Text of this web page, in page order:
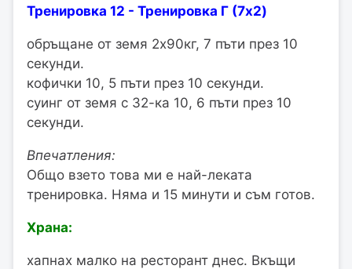
Тренировка 12 - Тренировка Г (7x2)
обръщане от земя 2х90кг, 7 пъти през 10
секунди.
кофички 10, 5 пъти през 10 секунди.
суинг от земя с 32-ка 10, 6 пъти през 10
секунди.
Впечатления:
Общо взето това ми е най-леката
тренировка. Няма и 15 минути и съм готов.
Храна:
хапнах малко на ресторант днес. Вкъщи